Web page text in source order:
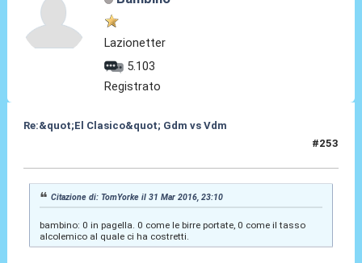
Lazionetter
5.103
Registrato
Re:&quot;El Clasico&quot; Gdm vs Vdm
#253
Citazione di: TomYorke il 31 Mar 2016, 23:10
bambino: 0 in pagella. 0 come le birre portate, 0 come il tasso
alcolemico al quale ci ha costretti.